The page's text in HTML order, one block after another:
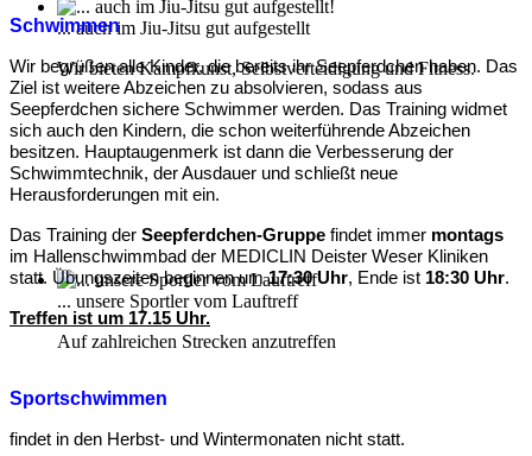
... auch im Jiu-Jitsu gut aufgestellt
Wir bieten Kampfkunst, Selbstverteidigung und Fitness.
... unsere Sportler vom Lauftreff
Auf zahlreichen Strecken anzutreffen
Schwimmen
Wir begrüßen alle Kinder, die bereits ihr Seepferdchen haben. Das
Ziel ist weitere Abzeichen zu absolvieren, sodass aus
Seepferdchen sichere Schwimmer werden. Das Training widmet
sich auch den Kindern, die schon weiterführende Abzeichen
besitzen. Hauptaugenmerk ist dann die Verbesserung der
Schwimmtechnik, der Ausdauer und schließt neue
Herausforderungen mit ein.
Das Training der Seepferdchen-Gruppe findet immer montags
im Hallenschwimmbad der MEDICLIN Deister Weser Kliniken
statt. Übungszeiten beginnen um17:30 Uhr, Ende ist 18:30 Uhr.
Treffen ist um 17.15 Uhr.
Sportschwimmen
findet in den Herbst- und Wintermonaten nicht statt.